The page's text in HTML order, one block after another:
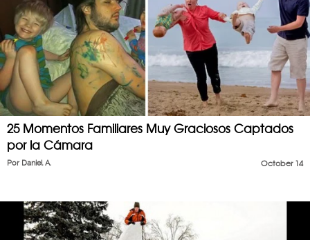
25 Momentos Familiares Muy Graciosos Captados
por la Cámara
October 14
Por Daniel A.